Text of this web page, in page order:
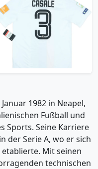
2019-20 Venezia
Player Issue Away
Shirt Casale #3 (M)
119.99£ · ca. €142
1982 in Neapel,
Fußball und
Sports. Seine Karriere
der Serie A, wo er sich
Mit seinen
technischen